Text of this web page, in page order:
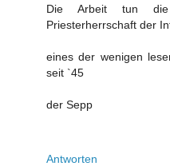
Die Arbeit tun die
Priesterherrschaft der
eines der wenigen
seit `45
der Sepp
Antworten